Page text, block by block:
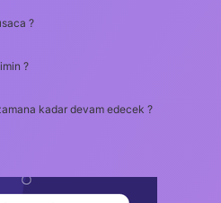
?
?
kadar devam edecek ?